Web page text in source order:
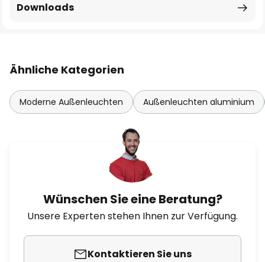
Downloads
Ähnliche Kategorien
Moderne Außenleuchten Außenleuchten aluminium
Wünschen Sie eine Beratung?
Unsere Experten stehen Ihnen zur Verfügung.
Kontaktieren Sie uns